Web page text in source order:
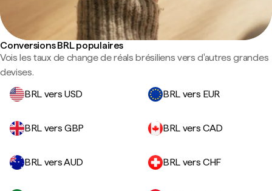
Conversions BRL populaires
Vois les taux de change de réals brésiliens vers d'autres grandes
devises.
BRL vers USD
BRL vers EUR
BRL vers GBP BRL vers CAD
BRL vers AUD BRL vers CHF